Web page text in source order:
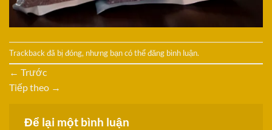
Trackback đã bị đóng, nhưng bạn có thểđăng bình luận.
← Trước
Tiếp theo →
Để lại một bình luận